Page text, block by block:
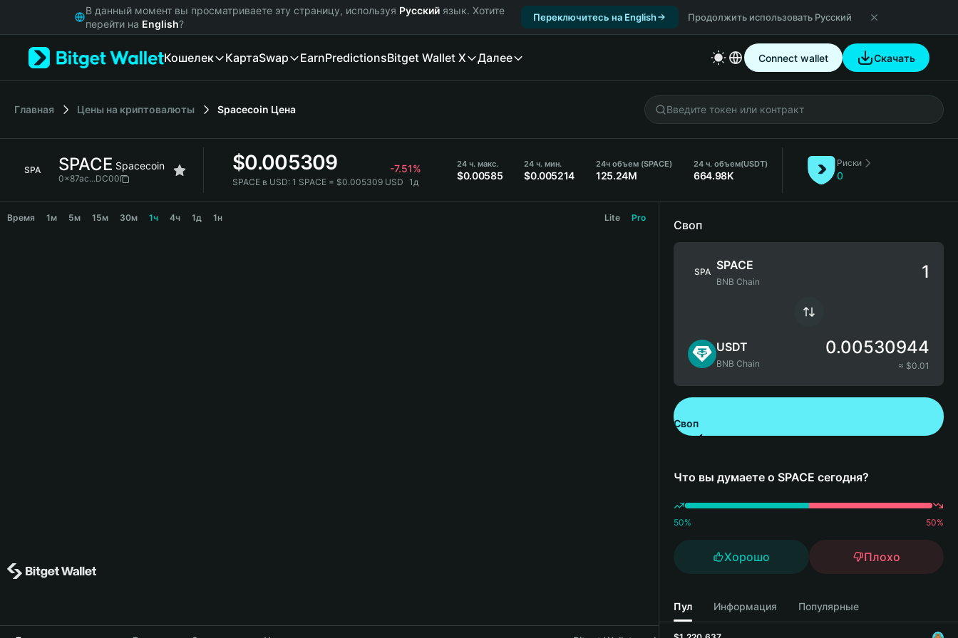
Русский
Italiano
Bahasa Indonesia
В данный момент вы просматриваете эту страницу, используя Русский язык. Хотите
перейти на English?
Переключитесь на English Продолжить использовать Русский
Кошелек КартаSwap EarnPredictionsBitget Wallet X Далее Connect wallet Скачать
Главная Цены на криптовалюты Spacecoin Цена
SPA SPACE Spacecoin
0x87ac...DC00
$0.005309 -7.51%
SPACE в USD: 1 SPACE = $0.005309 USD 1д
24 ч. макс.
$0.00585
24 ч. мин.
$0.005214
24ч объем (SPACE)
125.24M
24 ч. объем(USDT)
664.98K
Риски
0
Время 1м 5м 15м 30м 1ч 4ч 1д 1н Lite Pro
Своп
SPA SPACE
BNB Chain
USDT
BNB Chain
0.00530944
≈ $0.01
Своп
Что вы думаете о SPACE сегодня?
50% 50%
Хорошо Плохо
Пул Информация Популярные